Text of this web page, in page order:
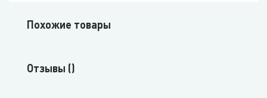
Похожие товары
Отзывы ()